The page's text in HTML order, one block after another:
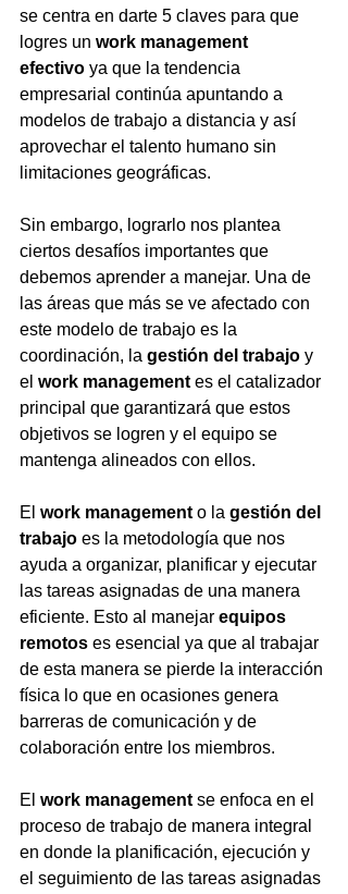
se centra en darte 5 claves para que
logres un work management
efectivo ya que la tendencia
empresarial continúa apuntando a
modelos de trabajo a distancia y así
aprovechar el talento humano sin
limitaciones geográficas.
Sin embargo, lograrlo nos plantea
ciertos desafíos importantes que
debemos aprender a manejar. Una de
las áreas que más se ve afectado con
este modelo de trabajo es la
coordinación, la gestión del trabajo y
el work management es el catalizador
principal que garantizará que estos
objetivos se logren y el equipo se
mantenga alineados con ellos.
El work management o la gestión del
trabajo es la metodología que nos
ayuda a organizar, planificar y ejecutar
las tareas asignadas de una manera
eficiente. Esto al manejar equipos
remotos es esencial ya que al trabajar
de esta manera se pierde la interacción
física lo que en ocasiones genera
barreras de comunicación y de
colaboración entre los miembros.
El work management se enfoca en el
proceso de trabajo de manera integral
en donde la planificación, ejecución y
el seguimiento de las tareas asignadas